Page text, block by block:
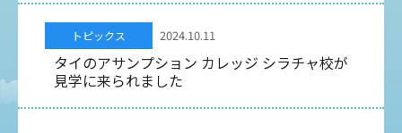
トピックス 2024.10.11
タイのアサンプション カレッジ シラチャ校が
見学に来られました